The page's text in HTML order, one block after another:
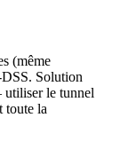
(même
Solution
le tunnel
toute la